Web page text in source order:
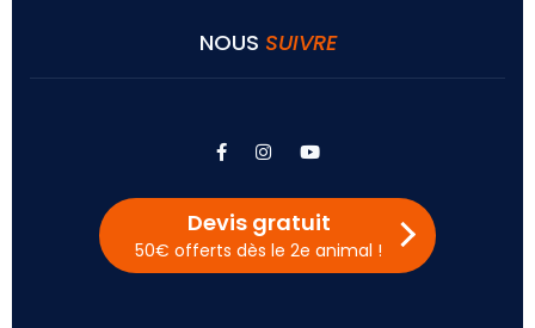
NOUS SUIVRE
facebookinstagramyoutube
Devis gratuit
50€ offerts dès le 2e animal !